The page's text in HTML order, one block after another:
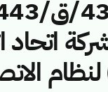
اتحاد